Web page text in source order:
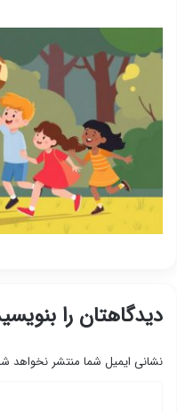
دیدگاهتان را
نشانی ایمیل شما منتشر نخواهد